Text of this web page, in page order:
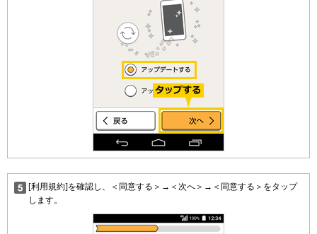
[利用規約]を確認し、＜同意する＞→＜次へ＞→＜同意する＞をタップ
します。